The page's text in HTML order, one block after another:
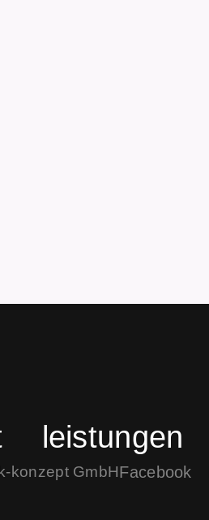
leistungen
konzept GmbHFacebook